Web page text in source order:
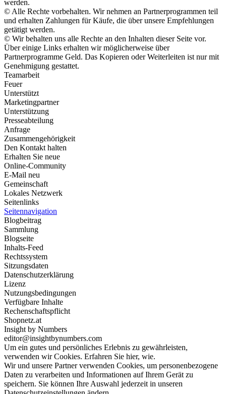
werden.
© Alle Rechte vorbehalten. Wir nehmen an Partnerprogrammen teil
und erhalten Zahlungen für Käufe, die über unsere Empfehlungen
getätigt werden.
© Wir behalten uns alle Rechte an den Inhalten dieser Seite vor.
Über einige Links erhalten wir möglicherweise über
Partnerprogramme Geld. Das Kopieren oder Weiterleiten ist nur mit
Genehmigung gestattet.
Teamarbeit
Feuer
Unterstützt
Marketingpartner
Unterstützung
Presseabteilung
Anfrage
Zusammengehörigkeit
Den Kontakt halten
Erhalten Sie neue
Online-Community
E-Mail neu
Gemeinschaft
Lokales Netzwerk
Seitenlinks
Seitennavigation
Blogbeitrag
Sammlung
Blogseite
Inhalts-Feed
Rechtssystem
Sitzungsdaten
Datenschutzerklärung
Lizenz
Nutzungsbedingungen
Verfügbare Inhalte
Rechenschaftspflicht
Shopnetz.at
Insight by Numbers
editor@insightbynumbers.com
Um ein gutes und persönliches Erlebnis zu gewährleisten,
verwenden wir Cookies. Erfahren Sie hier, wie.
Wir und unsere Partner verwenden Cookies, um personenbezogene
Daten zu verarbeiten und Informationen auf Ihrem Gerät zu
speichern. Sie können Ihre Auswahl jederzeit in unseren